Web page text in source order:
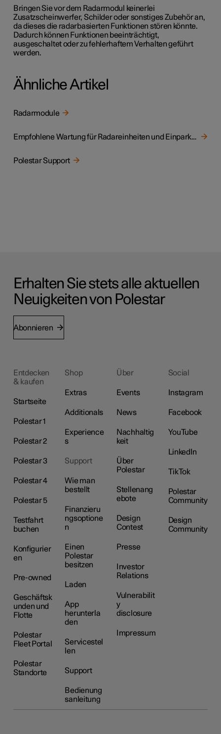
Bringen Sie vor dem Radarmodul keinerlei
Zusatzscheinwerfer, Schilder oder sonstiges Zubehör an,
da dieses die radarbasierten Funktionen stören könnte.
Dadurch können Funktionen beeinträchtigt,
ausgeschaltet oder zu fehlerhaftem Verhalten geführt
werden.
Ähnliche Artikel
Radarmodule
Empfohlene Wartung für Radareinheiten und Einparkhilfesensoren
Polestar Support
Erhalten Sie stets alle aktuellen
Neuigkeiten von Polestar
Abonnieren
Entdecken
& kaufen
Startseite
Polestar 1
Polestar 2
Polestar 3
Polestar 4
Polestar 5
Testfahrt
buchen
Konfigurier
en
Pre-owned
Geschäftsk
unden und
Flotte
Polestar
Fleet Portal
Polestar
Standorte
Shop
Extras
Additionals
Experience
s
Support
Wie man
bestellt
Finanzieru
ngsoptione
n
Einen
Polestar
besitzen
Laden
App
herunterla
den
Servicestel
len
Support
Bedienung
sanleitung
Über
Events
News
Nachhaltig
keit
Über
Polestar
Stellenang
ebote
Design
Contest
Presse
Investor
Relations
Vulnerabilit
y
disclosure
Impressum
Social
Instagram
Facebook
YouTube
LinkedIn
TikTok
Polestar
Community
Design
Community